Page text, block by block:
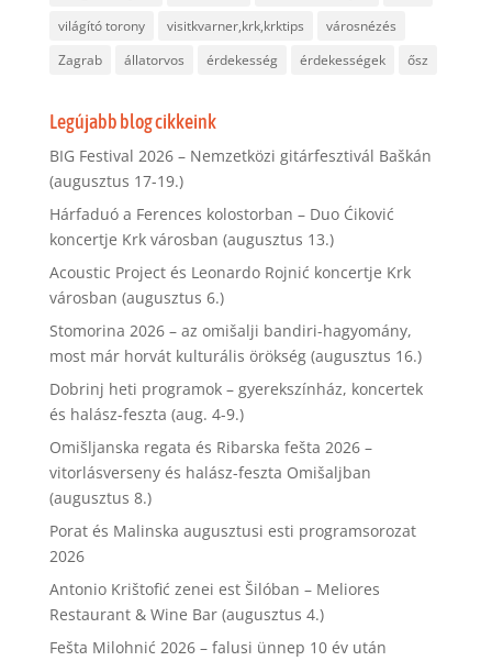
világító torony
visitkvarner,krk,krktips
városnézés
Zagrab
állatorvos érdekesség érdekességek ősz
Legújabb blog cikkeink
BIG Festival 2026 – Nemzetközi gitárfesztivál Baškán
(augusztus 17-19.)
Hárfaduó a Ferences kolostorban – Duo Ćiković
koncertje Krk városban (augusztus 13.)
Acoustic Project és Leonardo Rojnić koncertje Krk
városban (augusztus 6.)
Stomorina 2026 – az omišalji bandiri-hagyomány,
most már horvát kulturális örökség (augusztus 16.)
Dobrinj heti programok – gyerekszínház, koncertek
és halász-feszta (aug. 4-9.)
Omišljanska regata és Ribarska fešta 2026 –
vitorlásverseny és halász-feszta Omišaljban
(augusztus 8.)
Porat és Malinska augusztusi esti programsorozat
2026
Antonio Krištofić zenei est Šilóban – Meliores
Restaurant & Wine Bar (augusztus 4.)
Fešta Milohnić 2026 – falusi ünnep 10 év után